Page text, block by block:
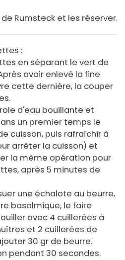
Rumsteck et les réserver.
:
en séparant le vert de
avoir enlevé la fine
cette dernière, la couper
d'eau bouillante et
un premier temps le
cuisson, puis rafraîchir à
arrêter la cuisson) et
la même opération pour
après 5 minutes de
une échalote au beurre,
basalmique, le faire
avec 4 cuillerées à
et 2 cuillerées de
30 gr de beurre.
pendant 30 secondes.